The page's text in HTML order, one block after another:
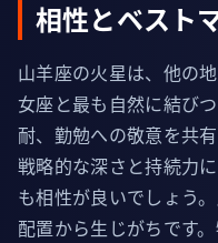
相性とベスト
山羊座の火星は、他の
女座と最も自然に結び
耐、勤勉への敬意を共
戦略的な深さと持続力
も相性が良いでしょう
配置から生じがちです